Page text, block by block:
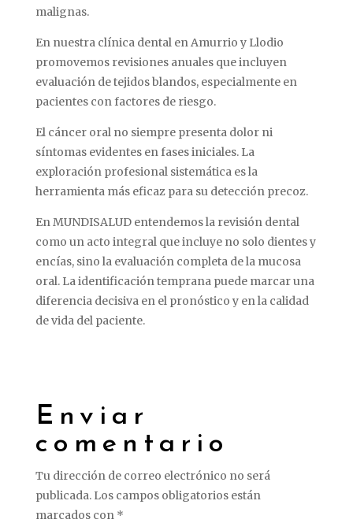
malignas.
En nuestra clínica dental enAmurrio y Llodio
promovemos revisiones anuales queincluyen
evaluación detejidosblandos, especialmente en
pacientes confactores de riesgo.
El cáncer oral no siempre presenta dolor ni
síntomas evidentes enfasesiniciales. La
exploración profesional sistemática esla
herramienta más eficaz para su detección precoz.
EnMUNDISALUD entendemosla revisión dental
como un acto integral queincluye no solo dientesy
encías, sino la evaluación completa dela mucosa
oral. Laidentificacióntemprana puede marcaruna
diferencia decisiva en el pronóstico y enla calidad
devida del paciente.
Enviar
comentario
Tu dirección de correo electrónico no será
publicada. Los campos obligatorios están
marcados con *